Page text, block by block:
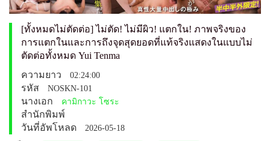
[ทั้งหมดไม่ตัดต่อ] ไม่ตัด! ไม่มีผิว! แตกใน! ภาพจริงของ
การแตกในและการถึงจุดสุดยอดที่แท้จริงแสดงในแบบไม่
ตัดต่อทั้งหมด Yui Tenma
ความยาว
02:24:00
รหัส NOSKN-101
นางเอก คามิกาวะ โซระ
สำนักพิมพ์
วันที่อัพโหลด
2026-05-18